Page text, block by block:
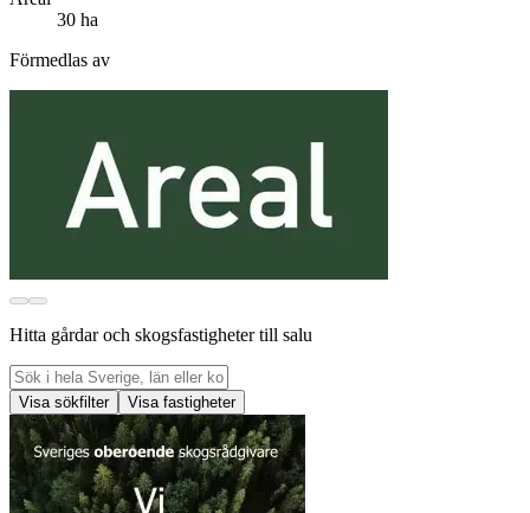
30 ha
Förmedlas av
Hitta gårdar och skogsfastigheter till salu
Visa sökfilter Visa fastigheter